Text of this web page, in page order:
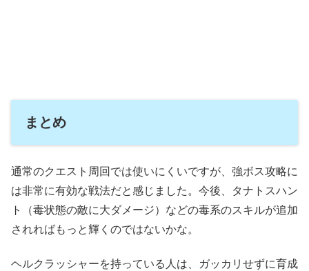
まとめ
通常のクエスト周回では使いにくいですが、強ボス攻略に
は非常に有効な戦法だと感じました。今後、タナトスハン
ト（毒状態の敵に大ダメージ）などの毒系のスキルが追加
されればもっと輝くのではないかな。
ヘルクラッシャーを持っている人は、ガッカリせずに育成